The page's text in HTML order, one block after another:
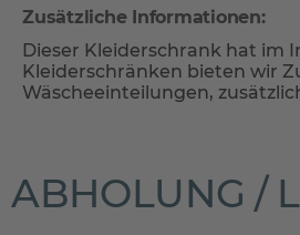
Zusätzliche Informationen:
Dieser Kleiderschrank hat im
Kleiderschränken bieten wir
Wäscheeinteilungen,
ABHOLUNG /